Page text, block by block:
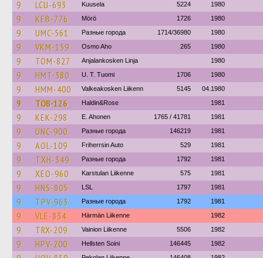
9 LCU-693 Kuusela 5224 1980
9 KEB-776 Mörö 1726 1980
9 UMC-561 Разные города 1714/36980 1980
9 VKM-159 Osmo Aho 265 1980
9 TOM-827 Anjalankosken Linja 1980
9 HMT-380 U. T. Tuomi 1706 1980
9 HMM-400 Valkeakosken Liikenn 5145 04.1980
9 TOB-126 Haldin&Rose 1981
9 KEK-298 E. Ahonen 1765 / 41781 1981
9 UNC-900 Разные города 146219 1981
9 AOL-109 Friherrsin Auto 529 1981
9 TXH-349 Разные города 1792 1981
9 XEO-960 Karstulan Liikenne 575 1981
9 HNS-805 LSL 1797 1981
9 TPV-963 Разные города 1792 1981
9 VLE-834 Härmän Liikenne 1982
9 TRX-209 Vainion Liikenne 5506 1982
9 HPV-200 Hellsten Soini 146445 1982